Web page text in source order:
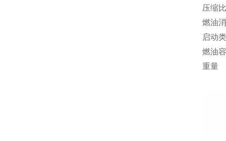
压缩比
燃油
启动
燃油
重量